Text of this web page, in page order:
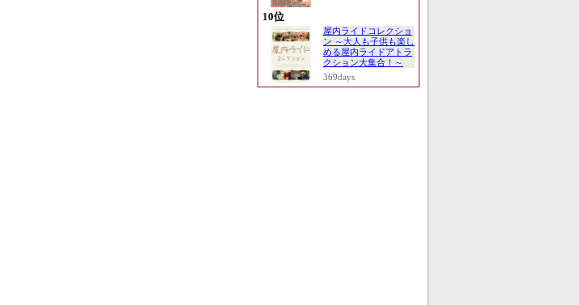
10位
屋内ライドコレクショ
ン ～大人も子供も楽し
める屋内ライドアトラ
クション大集合！～
369days